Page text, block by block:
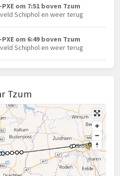
om 7:51 boven Tzum
Schiphol en weer terug
om 6:49 boven Tzum
Schiphol en weer terug
Tzum